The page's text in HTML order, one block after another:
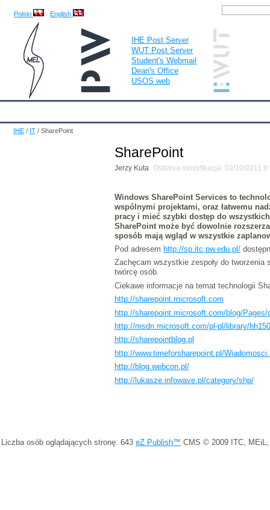
Polski English
IHE Post Server
WUT Post Server
Student's Webmail
Dean's Office
USOS web
IHE / IT / SharePoint
SharePoint
Jerzy Kuta Ostatnia modyfikacja: 02/10/2011
Windows SharePoint Services to
wspólnymi projektami, oraz łatwemu
pracy i mieć szybki dostęp do
SharePoint może być dowolnie
sposób mają wgląd w wszystkie
Pod adresem http://sp.itc.pw.edu.pl/
Zachęcam wszystkie zespoły do
twórcę osób.
Ciekawe informacje na temat technologii
http://sharepoint.microsoft.com
http://sharepoint.microsoft.com/blog/Pages/
http://msdn.microsoft.com/pl-pl/library/
http://sharepointblog.pl
http://www.timeforsharepoint.pl/
http://blog.webcon.pl/
http://lukasze.infowave.pl/category/shp/
Liczba osób oglądających stronę: 643 eZ Publish™ CMS © 2009 ITC, MEiL,